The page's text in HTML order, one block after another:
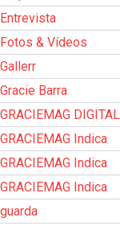
Entrevista
Fotos & Vídeos
Gallerr
Gracie Barra
GRACIEMAG DIGITAL
GRACIEMAG Indica
GRACIEMAG Indica
GRACIEMAG Indica
guarda